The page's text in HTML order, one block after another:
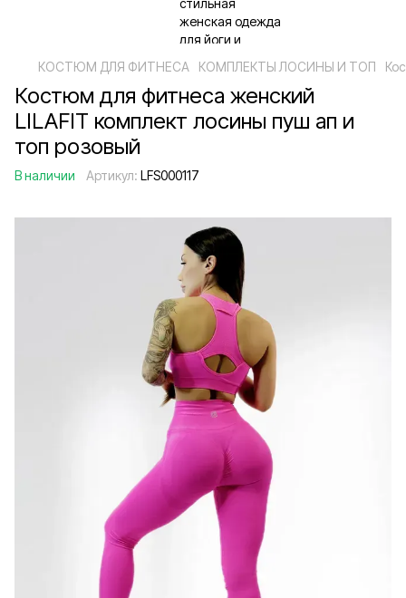
КОСТЮМ ДЛЯ ФИТНЕСА КОМПЛЕКТЫ ЛОСИНЫ И ТОП
Костюм для фитнеса женский
LILAFIT комплект лосины пуш ап и
топ розовый
В наличии Артикул: LFS000117